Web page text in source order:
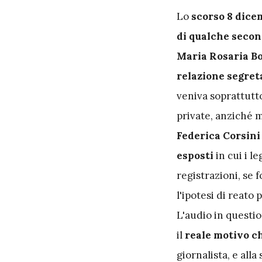
Lo scorso 8
di qualche
Maria Rosaria
relazione
veniva
private, anziché
Federica
esposti in cui i
registrazioni, se
l'ipotesi di reato
L'audio in
il reale motivo
giornalista, e alla